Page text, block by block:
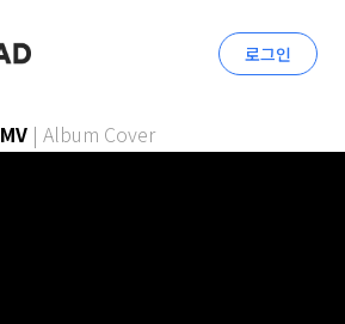
로그인
MV | Album Cover